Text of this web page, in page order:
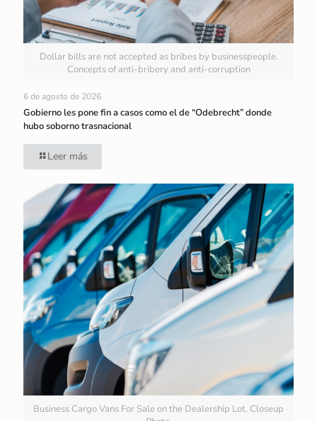
Dollar bills are not accepted as bribes by businesspeople.
Concepts of anti-bribery and anti-corruption
6 de agosto de 2026
Gobierno les pone fin a casos como el de “Odebrecht” donde
hubo soborno trasnacional
Leer más
Business Cargo Vans For Sale on the Dealership Lot. Closeup